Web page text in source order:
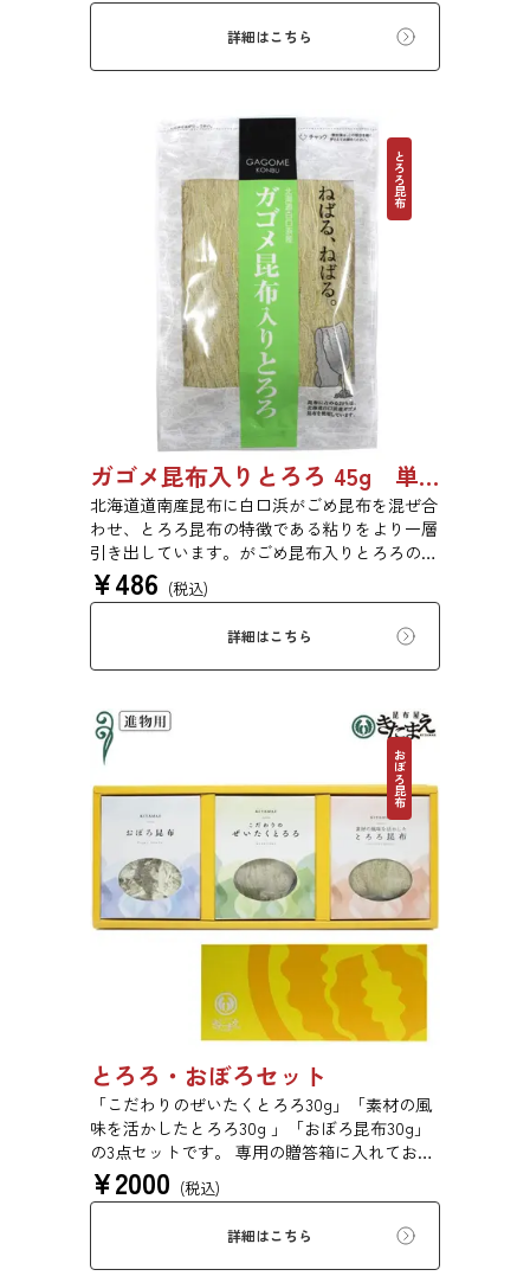
詳細はこちら
とろろ昆布
ガゴメ昆布入りとろろ 45g 単品 5袋セット 20袋セット 1774
北海道道南産昆布に白口浜がごめ昆布を混ぜ合
わせ、とろろ昆布の特徴である粘りをより一層
引き出しています。がごめ昆布入りとろろの粘
りと旨味をぜひご賞味ください。
¥486 (税込)
詳細はこちら
おぼろ昆布
とろろ・おぼろセット
「こだわりのぜいたくとろろ30g」「素材の風
味を活かしたとろろ30g 」「おぼろ昆布30g」
の3点セットです。 専用の贈答箱に入れてお届
けします。 お祝い事、引き出物、お年賀、お
中元、お歳暮、母の日、父の日など様々なイベ
¥2000 (税込)
詳細はこちら